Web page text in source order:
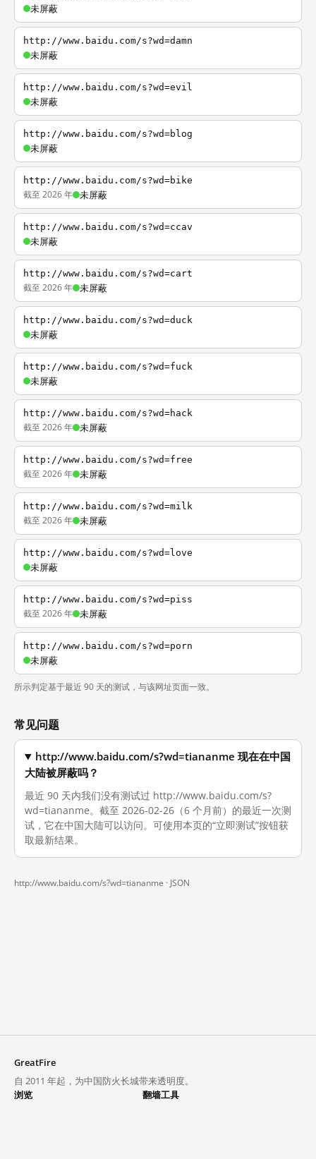
未屏蔽
http://www.baidu.com/s?wd=damn
未屏蔽
http://www.baidu.com/s?wd=evil
未屏蔽
http://www.baidu.com/s?wd=blog
未屏蔽
http://www.baidu.com/s?wd=bike
截至 2026 年 未屏蔽
http://www.baidu.com/s?wd=ccav
未屏蔽
http://www.baidu.com/s?wd=cart
截至 2026 年 未屏蔽
http://www.baidu.com/s?wd=duck
未屏蔽
http://www.baidu.com/s?wd=fuck
未屏蔽
http://www.baidu.com/s?wd=hack
截至 2026 年 未屏蔽
http://www.baidu.com/s?wd=free
截至 2026 年 未屏蔽
http://www.baidu.com/s?wd=milk
截至 2026 年 未屏蔽
http://www.baidu.com/s?wd=love
未屏蔽
http://www.baidu.com/s?wd=piss
截至 2026 年 未屏蔽
http://www.baidu.com/s?wd=porn
未屏蔽
所示判定基于最近 90 天的测试，与该网址页面一致。
常见问题
http://www.baidu.com/s?wd=tiananme 现在在中国
大陆被屏蔽吗？
最近 90 天内我们没有测试过 http://www.baidu.com/s?
wd=tiananme。截至 2026-02-26（6 个月前）的最近一次测
试，它在中国大陆可以访问。可使用本页的“立即测试”按钮获
取最新结果。
http://www.baidu.com/s?wd=tiananme · JSON
GreatFire
自 2011 年起，为中国防火长城带来透明度。
浏览
翻墙工具